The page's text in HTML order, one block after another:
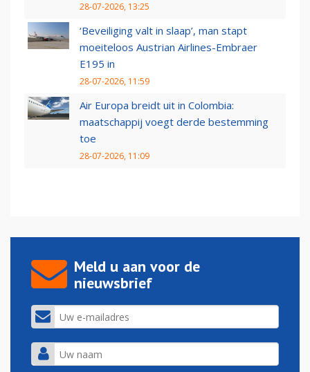
28-07-2026, 13:25
‘Beveiliging valt in slaap’, man stapt
moeiteloos Austrian Airlines-Embraer
E195 in
28-07-2026, 11:59
Air Europa breidt uit in Colombia:
maatschappij voegt derde bestemming
toe
28-07-2026, 11:09
Meld u aan voor de
nieuwsbrief